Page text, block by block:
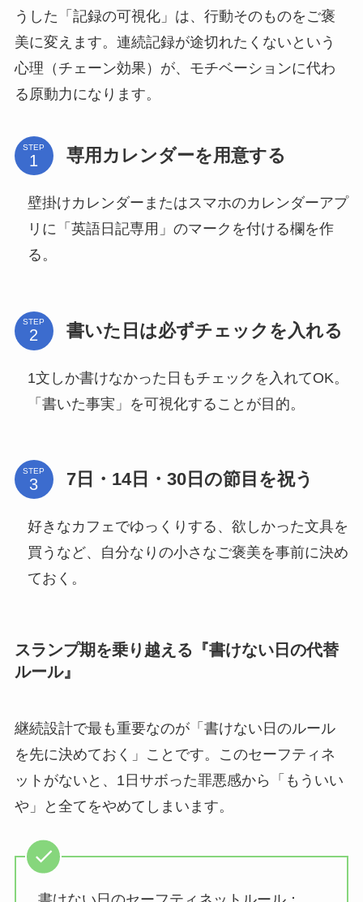
うした「記録の可視化」は、行動そのものをご褒
美に変えます。連続記録が途切れたくないという
心理（チェーン効果）が、モチベーションに代わ
る原動力になります。
STEP 専用カレンダーを用意する
壁掛けカレンダーまたはスマホのカレンダーアプ
リに「英語日記専用」のマークを付ける欄を作
る。
STEP 書いた日は必ずチェックを入れる
1文しか書けなかった日もチェックを入れてOK。
「書いた事実」を可視化することが目的。
STEP 7日・14日・30日の節目を祝う
好きなカフェでゆっくりする、欲しかった文具を
買うなど、自分なりの小さなご褒美を事前に決め
ておく。
スランプ期を乗り越える『書けない日の代替
ルール』
継続設計で最も重要なのが「書けない日のルール
を先に決めておく」ことです。このセーフティネ
ットがないと、1日サボった罪悪感から「もういい
や」と全てをやめてしまいます。